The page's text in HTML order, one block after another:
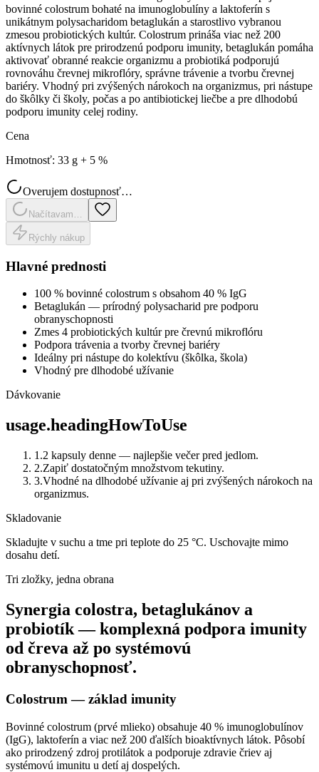
bovinné colostrum bohaté na imunoglobulíny a laktoferín s
unikátnym polysacharidom betaglukán a starostlivo vybranou
zmesou probiotických kultúr. Colostrum prináša viac než 200
aktívnych látok pre prirodzenú podporu imunity, betaglukán pomáha
aktivovať obranné reakcie organizmu a probiotiká podporujú
rovnováhu črevnej mikroflóry, správne trávenie a tvorbu črevnej
bariéry. Vhodný pri zvýšených nárokoch na organizmus, pri nástupe
do škôlky či školy, počas a po antibiotickej liečbe a pre dlhodobú
podporu imunity celej rodiny.
Cena
Hmotnosť: 33 g + 5 %
Overujem dostupnosť…
Načítavam…
Rýchly nákup
Hlavné prednosti
100 % bovinné colostrum s obsahom 40 % IgG
Betaglukán — prírodný polysacharid pre podporu
obranyschopnosti
Zmes 4 probiotických kultúr pre črevnú mikroflóru
Podpora trávenia a tvorby črevnej bariéry
Ideálny pri nástupe do kolektívu (škôlka, škola)
Vhodný pre dlhodobé užívanie
Dávkovanie
usage.headingHowToUse
1 .2 kapsuly denne — najlepšie večer pred jedlom.
2.Zapiť dostatočným množstvom tekutiny.
3.Vhodné na dlhodobé užívanie aj pri zvýšených nárokoch na
organizmus.
Skladovanie
Skladujte v suchu a tme pri teplote do 25 °C. Uschovajte mimo
dosahu detí.
Tri zložky, jedna obrana
Synergia colostra, betaglukánov a
probiotík — komplexná podpora imunity
od čreva až po systémovú
obranyschopnosť.
Colostrum — základ imunity
Bovinné colostrum (prvé mlieko) obsahuje 40 % imunoglobulínov
(IgG), laktoferín a viac než 200 ďalších bioaktívnych látok. Pôsobí
ako prirodzený zdroj protilátok a podporuje zdravie čriev aj
systémovú imunitu u detí aj dospelých.